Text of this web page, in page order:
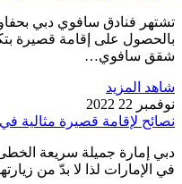
تشتهر فنادق سافوي دبي
بالحصول على إقامة قصيرة
شقق سافوي…
شاهد المزيد
نوفمبر 22 2022
نصائح لإقامة قصيرة مثالية
دبي إمارة جميلة سريعة
في الإمارات لذا لا بدّ من